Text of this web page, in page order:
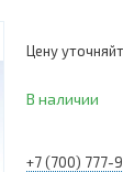
Цену
В наличии
+7 (700) 777-